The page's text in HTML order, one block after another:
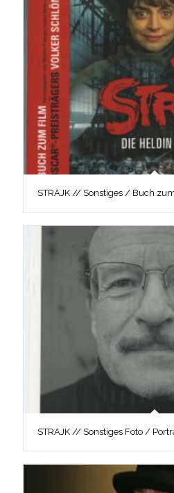
STRAJK // Sonstiges / Buch
STRAJK // Sonstiges Foto /